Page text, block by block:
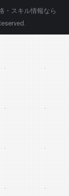
・スキル情報なら